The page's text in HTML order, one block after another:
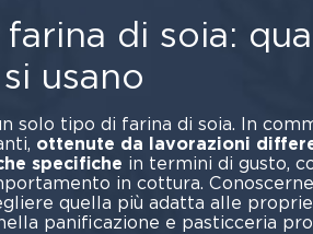
di soia:
usano
solo tipo di farina di soia. In
ottenute da lavorazioni
specifiche in termini di gusto,
in cottura.
quella più adatta alle proprie
panificazione e pasticceria